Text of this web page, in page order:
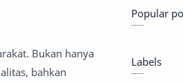
Bukan hanya
bahkan
Popular
Labels